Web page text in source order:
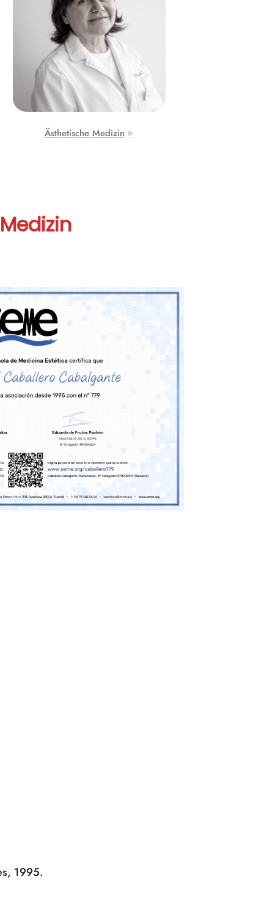
und hydratisiert Ihre Haut in
nur einer Sitzung
Haben Sie dynamische oder
statische Falten?
Ästhetische Medizin
1995.